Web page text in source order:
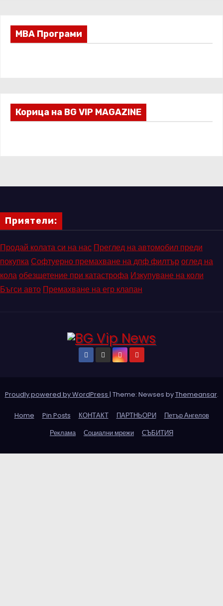
МВА Програми
Корица на BG VIP MAGAZINE
Приятели:
Продай колата си на нас Преглед на автомобил преди
покупкаСофтуерно премахване на дпф филтъроглед на
колаобезщетение при катастрофа Изкупуване на коли
Бъгси авто Премахване на егр клапан
Proudly powered by WordPress | Theme: Newses byThemeansar.
Home Pin Posts КОНТАКТ ПАРТНЬОРИ
Петър Ангелов
Реклама
Социални мрежи СЪБИТИЯ